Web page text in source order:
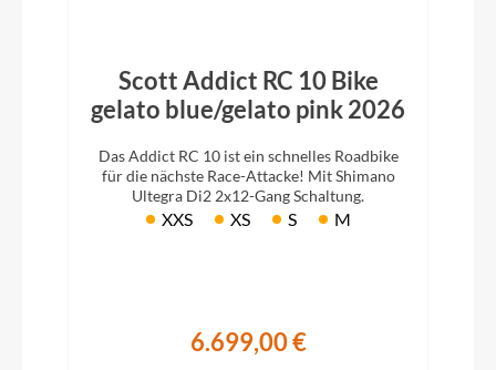
Scott Addict RC 10 Bike
gelato blue/gelato pink 2026
Das Addict RC 10 ist ein schnelles Roadbike
für die nächste Race-Attacke! Mit Shimano
Ultegra Di2 2x12-Gang Schaltung.
XXS XS S M
6.699,00 €